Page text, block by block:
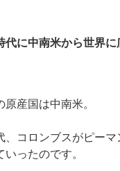
代に中南米から世界に
原産国は中南米。
、コロンブスがピー
いったのです。